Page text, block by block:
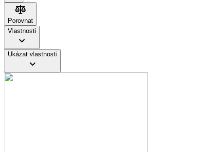
Porovnat
Porovnat
Vlastnosti
Ukázat vlastnosti